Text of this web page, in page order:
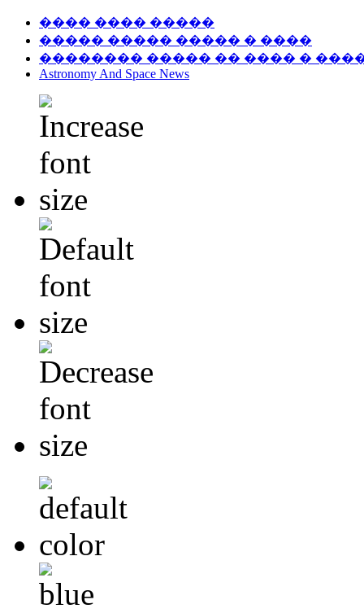
���� ���� �����
����� ����� ����� � ����
�������� ����� �� ���� �
Astronomy And Space News